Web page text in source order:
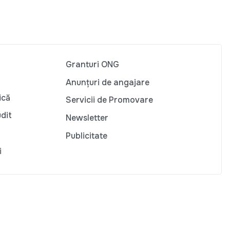
Granturi ONG
Anunțuri de angajare
Servicii de Promovare
Newsletter
Publicitate